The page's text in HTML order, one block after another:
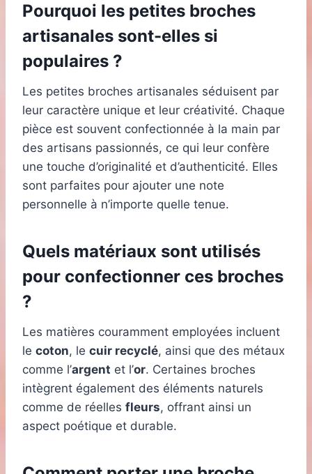
Pourquoi les petites broches
artisanales sont-elles si
populaires ?
Les petites broches artisanales séduisent par
leur caractère unique et leur créativité. Chaque
pièce est souvent confectionnée à la main par
des artisans passionnés, ce qui leur confère
une touche d’originalité et d’authenticité. Elles
sont parfaites pour ajouter une note
personnelle à n’importe quelle tenue.
Quels matériaux sont utilisés
pour confectionner ces broches
?
Les matières couramment employées incluent
le coton, le cuir recyclé, ainsi que des métaux
comme l’argent et l’or. Certaines broches
intègrent également des éléments naturels
comme de réelles fleurs, offrant ainsi un
aspect poétique et durable.